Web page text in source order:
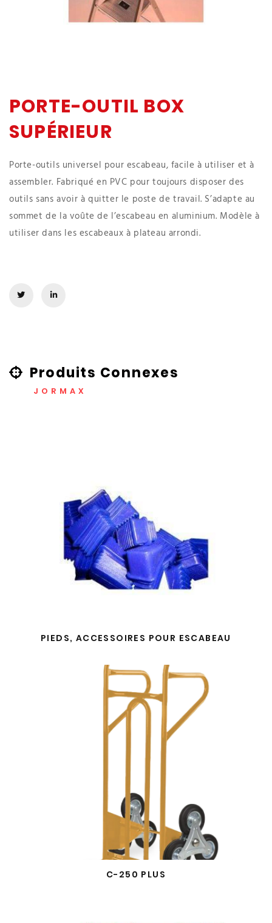
PORTE-OUTIL BOX
SUPÉRIEUR
Porte-outils universel pour escabeau, facile à utiliser et à
assembler. Fabriqué en PVC pour toujours disposer des
outils sans avoir à quitter le poste de travail. S’adapte au
sommet de la voûte de l’escabeau en aluminium. Modèle à
utiliser dans les escabeaux à plateau arrondi.
Produits Connexes
JORMAX
PIEDS, ACCESSOIRES POUR ESCABEAU
C-250 PLUS